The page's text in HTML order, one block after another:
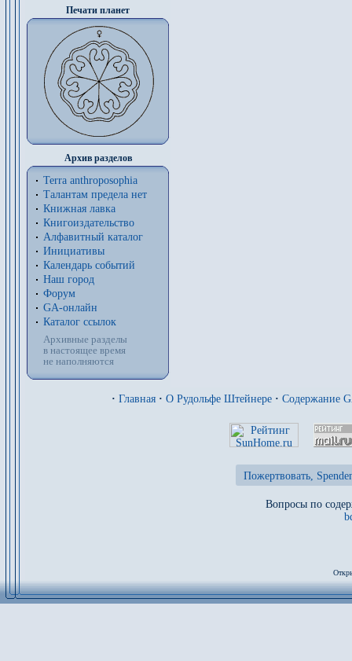
Печати планет
Архив разделов
Terra anthroposophia
Талантам предела нет
Книжная лавка
Книгоиздательство
Алфавитный каталог
Инициативы
Календарь событий
Наш город
Форум
GA-онлайн
Каталог ссылок
Архивные разделы
в настоящее время
не наполняются
· Главная · О Рудольфе Штейнере · Содержание
Пожертвовать,
Вопросы по